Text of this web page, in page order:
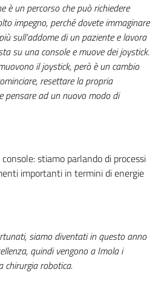
è un percorso che può richiedere
impegno, perché dovete immaginare
sull'addome di un paziente e lavora
su una console e muove dei joystick.
il joystick, però è un cambio
resettare la propria
pensare ad un nuovo modo di
stiamo parlando di processi
importanti in termini di energie
siamo diventati in questo anno
quindi vengono a Imola i
chirurgia robotica.